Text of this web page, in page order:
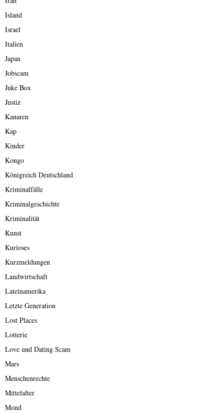
Island
Israel
Italien
Japan
Jobscam
Juke Box
Justiz
Kanaren
Kap
Kinder
Kongo
Königreich Deutschland
Kriminalfälle
Kriminalgeschichte
Kriminalität
Kunst
Kurioses
Kurzmeldungen
Landwirtschaft
Lateinamerika
Letzte Generation
Lost Places
Lotterie
Love und Dating Scam
Mars
Menschenrechte
Mittelalter
Mond